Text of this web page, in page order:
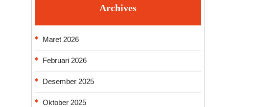
Archives
Maret 2026
Februari 2026
Desember 2025
Oktober 2025